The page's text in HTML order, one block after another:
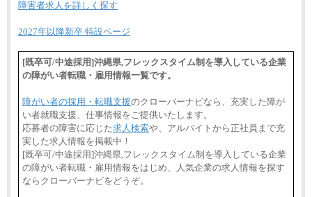
障害者求人を詳しく探す
2027年以降新卒 特設ページ
[既卒可/中途採用]沖縄県,フレックスタイム制を導入している企業
の障がい者転職・雇用情報一覧です。
障がい者の採用・転職支援のクローバーナビなら、充実した障が
い者就職支援、仕事情報をご提供いたします。
応募者の障害に応じた求人検索や、アルバイトから正社員まで充
実した求人情報を掲載中！
[既卒可/中途採用]沖縄県,フレックスタイム制を導入している企業
の障がい者転職・雇用情報をはじめ、人気企業の求人情報を探す
ならクローバーナビをどうぞ。